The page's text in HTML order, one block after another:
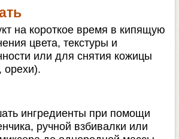
на короткое время в кипящую
цвета, текстуры и
или для снятия кожицы
ингредиенты при помощи
ручной взбивалки или